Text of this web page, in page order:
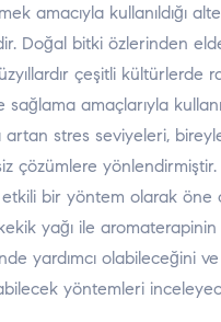
amacıyla kullanıldığı
Doğal bitki özlerinden
çeşitli kültürlerde
amaçlarıyla
artan stres seviyeleri,
çözümlere
bir yöntem olarak öne
yağı ile aromaterapinin
yardımcı olabileceğini
yöntemleri